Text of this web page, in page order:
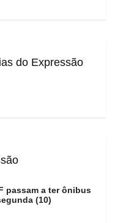
do Expressão
passam a ter ônibus
(10)